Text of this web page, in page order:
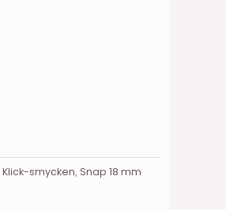
Klick-smycken, Snap 18 mm